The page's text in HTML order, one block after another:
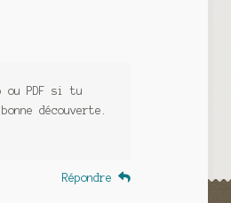
ou PDF si tu
découverte.
Répondre